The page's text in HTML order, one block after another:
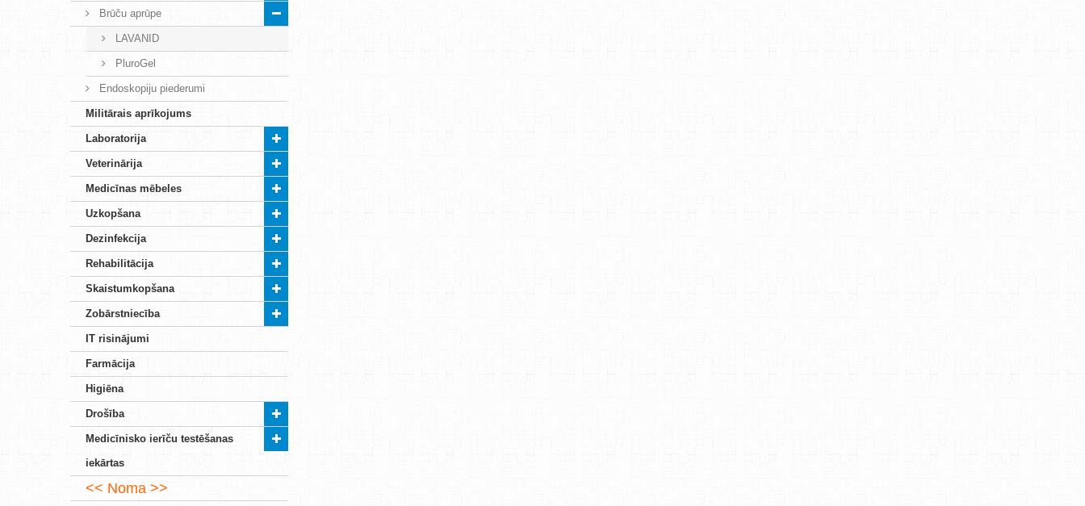
Brūču aprūpe
LAVANID
PluroGel
Endoskopiju piederumi
Militārais aprīkojums
Laboratorija
Veterinārija
Medicīnas mēbeles
Uzkopšana
Dezinfekcija
Rehabilitācija
Skaistumkopšana
Zobārstniecība
IT risinājumi
Farmācija
Higiēna
Drošība
Medicīnisko ierīču testēšanas
iekārtas
Noma